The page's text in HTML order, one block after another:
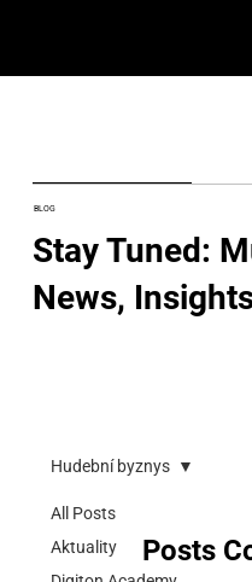
Stay Tuned:
News,
BLOG
All Posts
Aktuality
Hudební byznys
Posts